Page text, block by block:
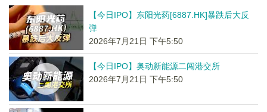
【今日IPO】东阳光药[6887.HK]暴跌后大反
弹
2026年7月21日 下午5:50
【今日IPO】奥动新能源二闯港交所
2026年7月21日 下午5:50